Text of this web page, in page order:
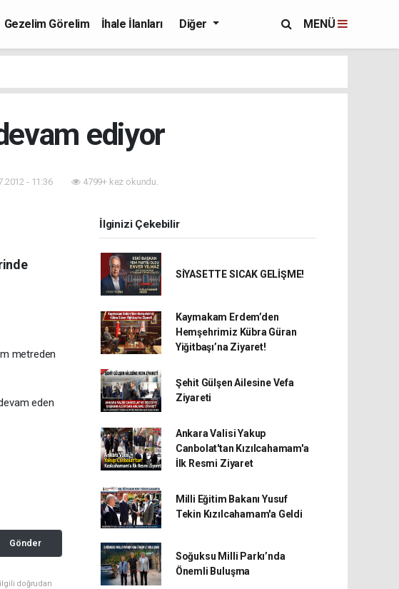
Gezelim Görelim
İhale İlanları
Diğer MENÜ
ediyor
- 11:36 4799+ kez okundu.
metreden
eden
Gönder
doğrudan
İlginizi Çekebilir
SİYASETTE SICAK GELİŞME!
Kaymakam Erdem’den
Hemşehrimiz Kübra Güran
Yiğitbaşı’na Ziyaret!
Şehit Gülşen Ailesine Vefa
Ziyareti
Ankara Valisi Yakup
Canbolat'tan Kızılcahamam'a
İlk Resmi Ziyaret
Milli Eğitim Bakanı Yusuf
Tekin Kızılcahamam'a Geldi
Soğuksu Milli Parkı’nda
Önemli Buluşma